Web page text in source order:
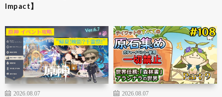
Impact】
2026.08.07 2026.08.07